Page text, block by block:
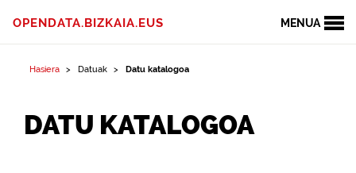
MENUA
OPENDATA.BIZKAIA.EUS
Hasiera Datuak Datu katalogoa
DATU KATALOGOA